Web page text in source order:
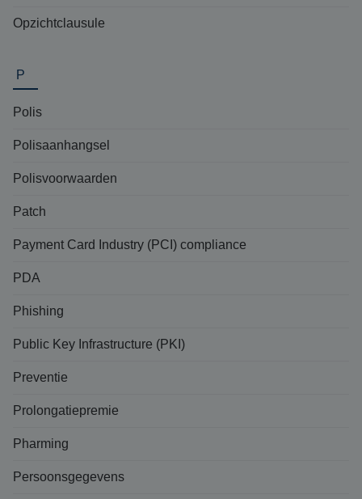
Opzichtclausule
P
Polis
Polisaanhangsel
Polisvoorwaarden
Patch
Payment Card Industry (PCI) compliance
PDA
Phishing
Public Key Infrastructure (PKI)
Preventie
Prolongatiepremie
Pharming
Persoonsgegevens